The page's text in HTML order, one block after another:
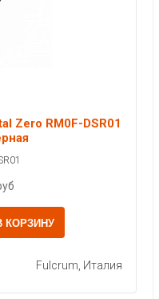
Zero RM0F-DSR01
КОРЗИНУ
Fulcrum, Италия